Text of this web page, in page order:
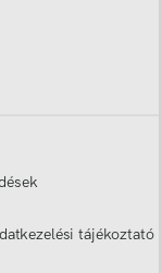
tájékoztató